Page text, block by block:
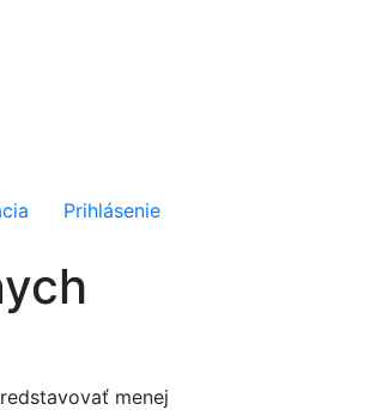
Prihlásenie
menej